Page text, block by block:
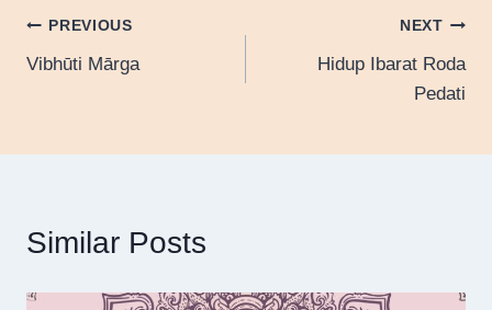
Post
navigation
PREVIOUS
Vibhūti Mārga
NEXT
Hidup Ibarat Roda
Pedati
Similar Posts